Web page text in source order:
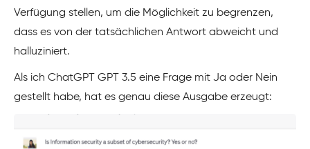
Verfügung stellen, um die Möglichkeit zu begrenzen,
dass es von der tatsächlichen Antwort abweicht und
halluziniert.
Als ich ChatGPT GPT 3.5 eine Frage mit Ja oder Nein
gestellt habe, hat es genau diese Ausgabe erzeugt: